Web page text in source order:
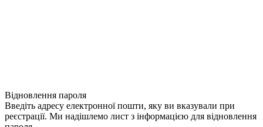
Відновлення пароля
Введіть адресу електронної пошти, яку ви вказували при
реєстрації. Ми надішлемо лист з інформацією для відновлення